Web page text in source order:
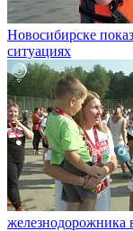
Новосибирске
ситуациях
железнодорожника